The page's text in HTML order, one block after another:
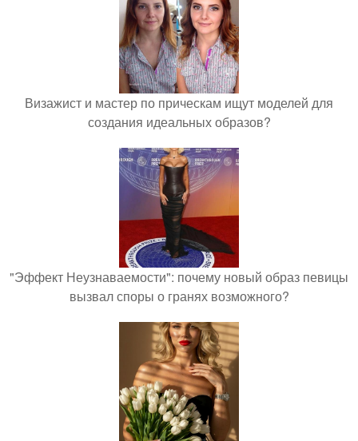
Визажист и мастер по прическам ищут моделей для
создания идеальных образов?
"Эффект Неузнаваемости": почему новый образ певицы
вызвал споры о гранях возможного?